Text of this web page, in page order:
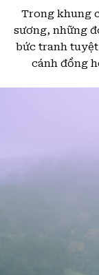
Trong khung
sương, những
bức tranh
cánh đồng